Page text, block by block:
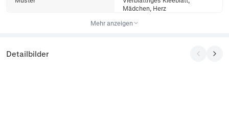
Mädchen, Herz
Mehr anzeigen
Detailbilder